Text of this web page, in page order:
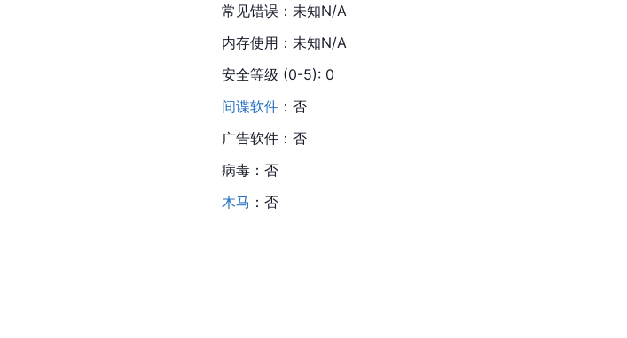
常见错误：未知N/A
内存使用：未知N/A
安全等级 (0-5): 0
间谍软件 ：否
广告软件：否
病毒：否
木马 ：否